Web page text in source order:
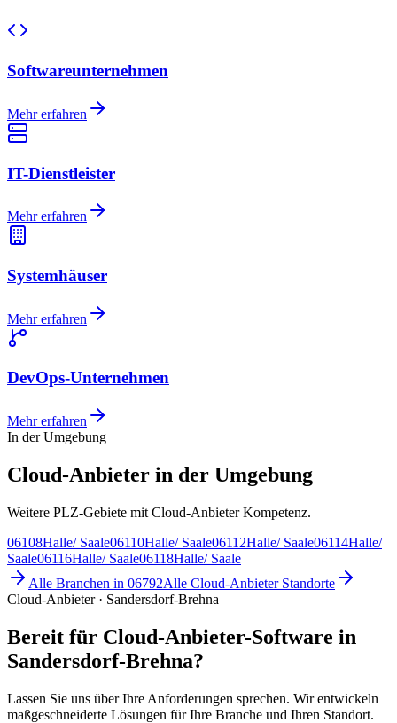
Softwareunternehmen
Mehr erfahren
IT-Dienstleister
Mehr erfahren
Systemhäuser
Mehr erfahren
DevOps-Unternehmen
Mehr erfahren
In der Umgebung
Cloud-Anbieter in der Umgebung
Weitere PLZ-Gebiete mit Cloud-Anbieter Kompetenz.
06108Halle/ Saale06110Halle/ Saale06112Halle/ Saale06114Halle/
Saale06116Halle/ Saale06118Halle/ Saale
Alle Branchen in 06792Alle Cloud-AnbieterStandorte
Cloud-Anbieter · Sandersdorf-Brehna
Bereit für Cloud-Anbieter-Software in
Sandersdorf-Brehna?
Lassen Sie uns über Ihre Anforderungen sprechen. Wir entwickeln
maßgeschneiderte Lösungen für Ihre Branche und Ihren Standort.